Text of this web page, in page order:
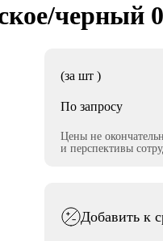
черный
(за шт )
По запросу
Цены не
и перспективы
Добавить к